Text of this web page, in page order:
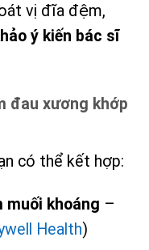
vị đĩa đệm,
ý kiến bác sĩ
đau xương khớp
có thể kết hợp:
muối khoáng –
Health)